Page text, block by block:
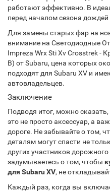
работают эффективно. В
перед началом сезона
Для замены старых фар на
внимание на Светодиодные
Impreza Wrx Sti Xv Crosstrek -
B) от Subaru, цена которых
подходят для Subaru XV и
автовладельцев.
Заключение
Подводя итог, можно
это не просто аксессуар, а
дороге. Не забывайте о том,
деталям могут спасти не
других участников
задумываетесь о том, чтобы
для Subaru XV, не
Каждый раз, когда вы